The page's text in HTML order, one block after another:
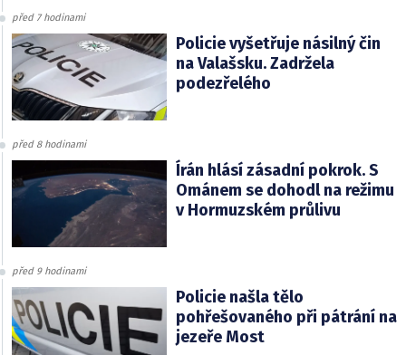
před 7 hodinami
Policie vyšetřuje násilný čin
na Valašsku. Zadržela
podezřelého
před 8 hodinami
Írán hlásí zásadní pokrok. S
Ománem se dohodl na režimu
v Hormuzském průlivu
před 9 hodinami
Policie našla tělo
pohřešovaného při pátrání na
jezeře Most